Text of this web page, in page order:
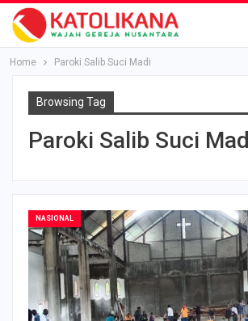
Home Paroki Salib Suci Madi
Browsing Tag
Paroki Salib Suci
NASIONAL